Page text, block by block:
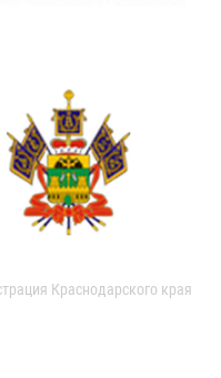
Краснодарского края